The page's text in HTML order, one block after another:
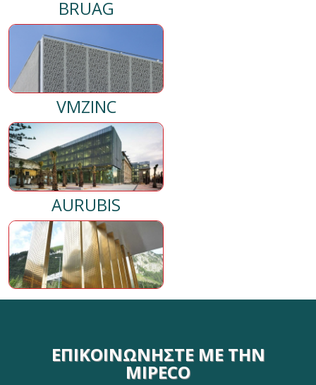
BRUAG
VMZINC
AURUBIS
ΕΠΙΚΟΙΝΩΝΉΣΤΕ ΜΕ ΤΗΝ
MIPECO